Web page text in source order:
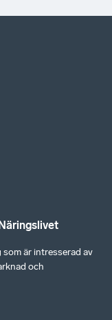
är intresserad av
och